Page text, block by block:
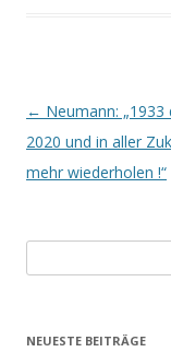
Beitrags-
Navigation
← Neumann: „1933
2020 und in aller
mehr wiederholen !“
nach:
NEUESTE BEITRÄGE